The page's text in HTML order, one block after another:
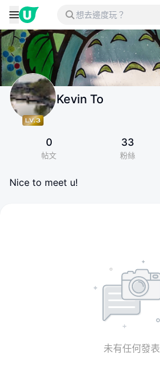
Kevin To
0
帖文
33
粉絲
Nice to meet u!
未有任何發表